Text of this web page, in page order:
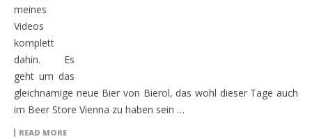
meines
Videos
komplett
dahin. Es
geht um das
gleichnamige neue Bier von Bierol, das wohl dieser Tage auch
im Beer Store Vienna zu haben sein …
READ MORE